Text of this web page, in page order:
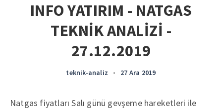
INFO YATIRIM - NATGAS
TEKNİK ANALİZİ -
27.12.2019
teknik-analiz • 27 Ara 2019
Natgas fiyatları Salı günü gevşeme hareketleri ile